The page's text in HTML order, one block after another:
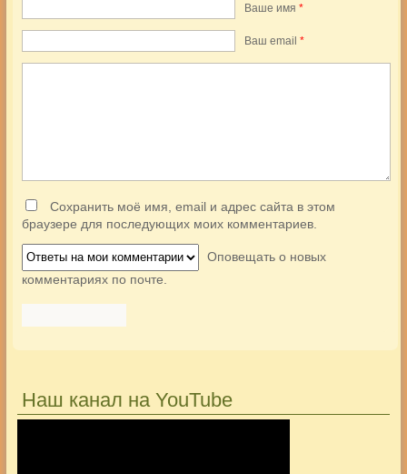
Ваше имя *
Ваш еmail *
Сохранить моё имя, email и адрес сайта в этом
браузере для последующих моих комментариев.
Оповещать о новых
комментариях по почте.
Наш канал на YouTube